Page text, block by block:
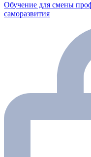
Обучение для смены
саморазвития